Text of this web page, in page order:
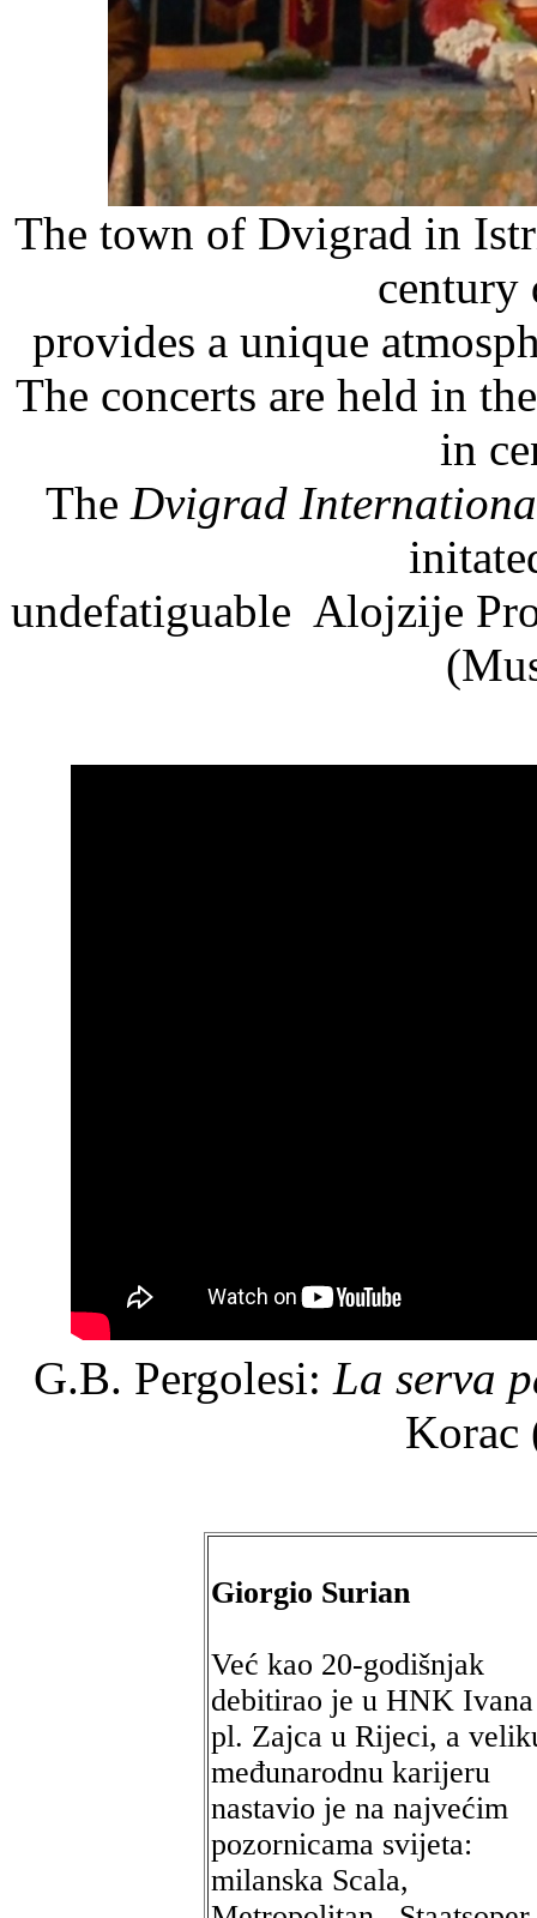
The town of Dvigrad in
century
provides a unique
The concerts are held in
in
The Dvigrad
undefatiguable Alojzije
G.B. Pergolesi: La serva
Korac
Giorgio Surian
Već kao 20-godišnjak
debitirao je u HNK Ivana
pl. Zajca u Rijeci, a
međunarodnu karijeru
nastavio je na najvećim
pozornicama svijeta:
milanska Scala,